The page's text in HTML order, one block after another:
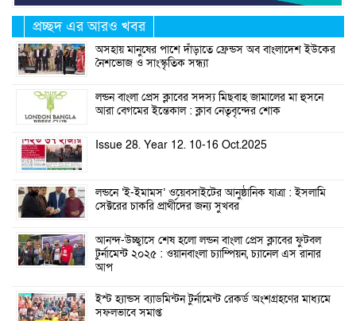
প্রচ্ছদ এর আরও খবর
অসহায় মানুষের পাশে দাঁড়াতে ফ্রেন্ডস অব বাংলাদেশ ইউকের
নৈশভোজ ও সাংস্কৃতিক সন্ধ্যা
লন্ডন বাংলা প্রেস ক্লাবের সদস্য মিছবাহ জামালের মা হুসনে
আরা বেগমের ইন্তেকাল : ক্লাব নেতৃবৃন্দের শোক
Issue 28. Year 12. 10-16 Oct.2025
লন্ডনে ‘ই-ইমামস’ ওয়েবসাইটের আনুষ্ঠানিক যাত্রা : ইসলামি
সেক্টরের চাকরি প্রার্থীদের জন্য সুখবর
আনন্দ-উচ্ছ্বাসে শেষ হলো লন্ডন বাংলা প্রেস ক্লাবের ফুটবল
টুর্নামেন্ট ২০২৫ : ওয়ানবাংলা চ্যাম্পিয়ন, চ্যানেল এস রানার
আপ
ইস্ট হ্যান্ডস ব্যাডমিন্টন টুর্নামেন্ট রেকর্ড অংশগ্রহণের মাধ্যমে
সফলভাবে সমাপ্ত